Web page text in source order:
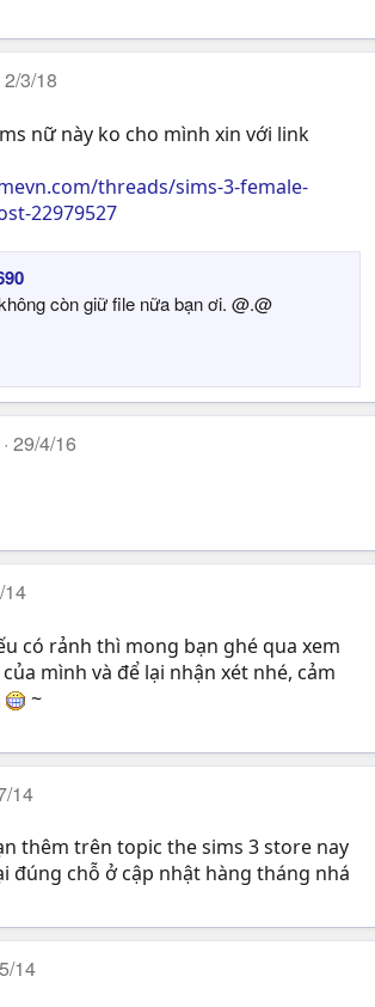
2/3/18
nữ này ko cho mình xin với link
threads/sims-3-female-
22979527
còn giữ file nữa bạn ơi. @.@
29/4/16
14
có rảnh thì mong bạn ghé qua xem
mình và để lại nhận xét nhé, cảm
~
14
thêm trên topic the sims 3 store nay
đúng chỗ ở cập nhật hàng tháng nhá
14